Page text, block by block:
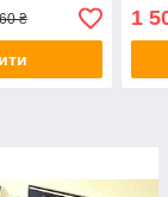
₴ 1